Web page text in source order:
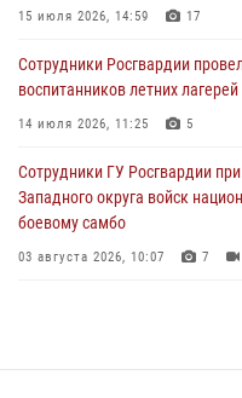
подозреваемые в
Сотрудники ГУ Росгвардии
Западного округа войск
03 августа 2026, 10:07 7
15 июля 2026, 14:59 17
Сотрудники Росгвардии
воспитанников летних лагерей
14 июля 2026, 11:25 5
Сотрудники ГУ Росгвардии
Западного округа войск
боевому самбо
03 августа 2026, 10:07 7